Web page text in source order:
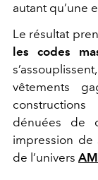
autant qu’une
Le résultat
les codes
vêtements
dénuées de
impression de
de l’univers